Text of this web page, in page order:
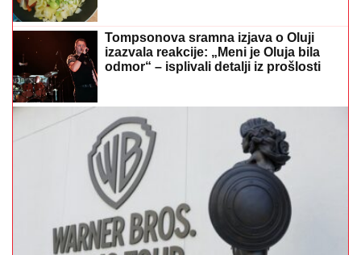
Tompsonova sramna izjava o Oluji
izazvala reakcije: „Meni je Oluja bila
odmor“ – isplivali detalji iz prošlosti